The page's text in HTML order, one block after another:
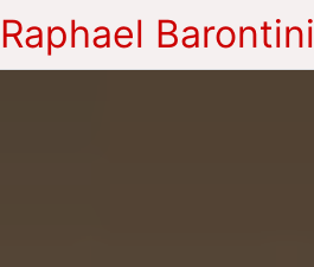
Raphael Barontini